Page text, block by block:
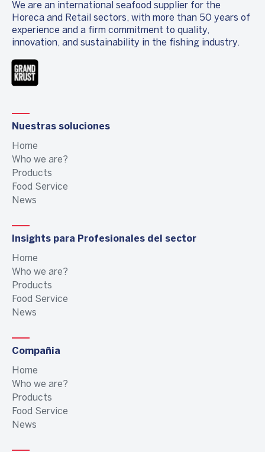
We are an international seafood supplier for the
Horeca and Retail sectors, with more than 50 years of
experience and a firm commitment to quality,
innovation, and sustainability in the fishing industry.
Nuestras soluciones
Home
Who we are?
Products
Food Service
News
Insights para Profesionales del sector
Home
Who we are?
Products
Food Service
News
Compañia
Home
Who we are?
Products
Food Service
News